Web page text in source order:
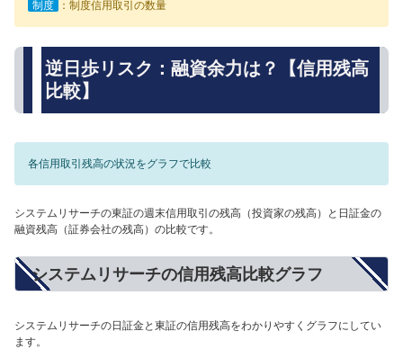
制度 ：制度信用取引の数量
逆日歩リスク：融資余力は？【信用残高
比較】
各信用取引残高の状況をグラフで比較
システムリサーチの東証の週末信用取引の残高（投資家の残高）と日証金の
融資残高（証券会社の残高）の比較です。
システムリサーチの信用残高比較グラフ
システムリサーチの日証金と東証の信用残高をわかりやすくグラフにしてい
ます。